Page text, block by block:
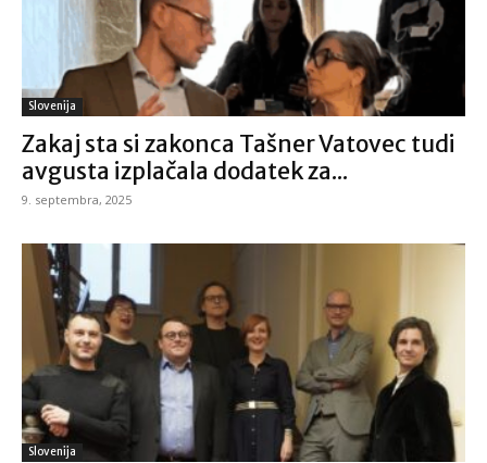
Slovenija
Zakaj sta si zakonca Tašner Vatovec tudi
avgusta izplačala dodatek za...
9. septembra, 2025
Slovenija